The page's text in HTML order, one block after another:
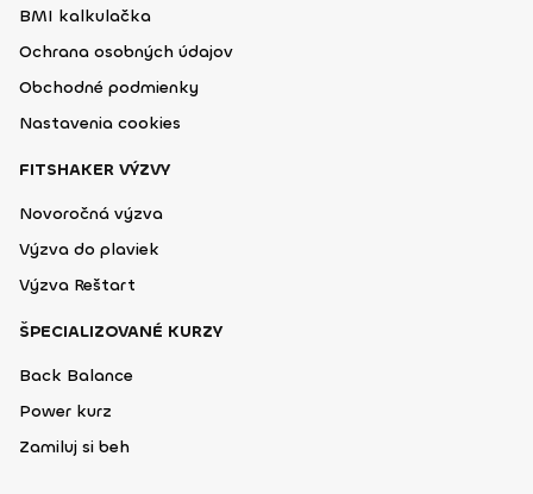
BMI kalkulačka
Ochrana osobných údajov
Obchodné podmienky
Nastavenia cookies
FITSHAKER VÝZVY
Novoročná výzva
Výzva do plaviek
Výzva Reštart
ŠPECIALIZOVANÉ KURZY
Back Balance
Power kurz
Zamiluj si beh